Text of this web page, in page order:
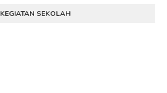
KEGIATAN SEKOLAH